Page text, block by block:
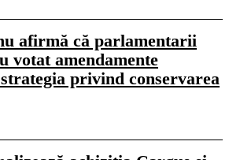
afirmă că parlamentarii
votat amendamente
privind conservarea